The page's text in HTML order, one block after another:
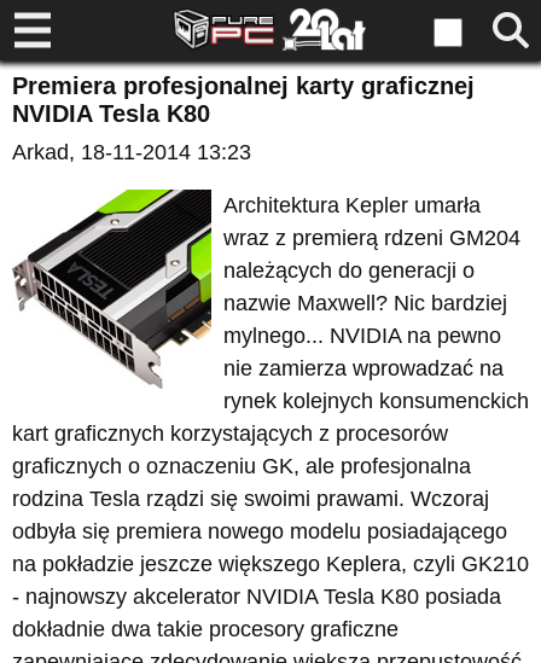
Premiera profesjonalnej karty graficznej
NVIDIA Tesla K80
Arkad, 18-11-2014 13:23
Architektura Kepler umarła
wraz z premierą rdzeni GM204
należących do generacji o
nazwie Maxwell? Nic bardziej
mylnego... NVIDIA na pewno
nie zamierza wprowadzać na
rynek kolejnych konsumenckich
kart graficznych korzystających z procesorów
graficznych o oznaczeniu GK, ale profesjonalna
rodzina Tesla rządzi się swoimi prawami. Wczoraj
odbyła się premiera nowego modelu posiadającego
na pokładzie jeszcze większego Keplera, czyli GK210
- najnowszy akcelerator NVIDIA Tesla K80 posiada
dokładnie dwa takie procesory graficzne